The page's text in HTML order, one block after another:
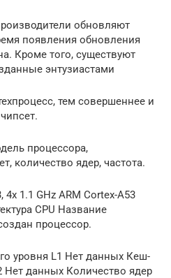
обновляют
появления обновления
Кроме того, существуют
энтузиастами
тем совершеннее и
процессора,
количество ядер, частота.
4x 1.1 GHz ARM Cortex-A53
CPU Название
процессор.
уровня L1 Нет данных Кеш-
Нет данных Количество ядер